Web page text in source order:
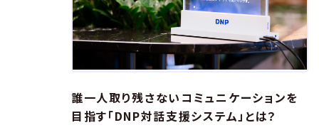
誰一人取り残さないコミュニケーションを
目指す「DNP対話支援システム」とは？